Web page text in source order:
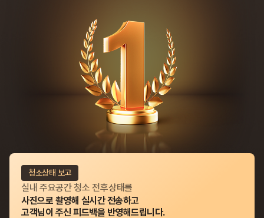
청소상태 보고
실내 주요공간 청소 전후상태를
사진으로 촬영해 실시간 전송하고
고객님이 주신 피드백을 반영해드립니다.